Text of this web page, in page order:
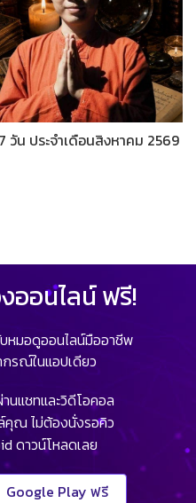
วัน ประจำเดือนสิงหาคม 2569
ออนไลน์ ฟรี!
หมอดูออนไลน์มืออาชีพ
รณ์ในแอปเดียว
นแชทและวิดีโอคอล
คุณ ไม่ต้องนั่งรอคิว
ดาวน์โหลดเลย
Google Play ฟรี